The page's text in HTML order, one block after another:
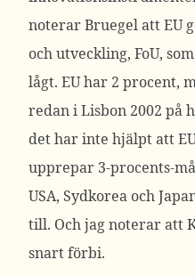
noterar Bruegel att EU
och utveckling, FoU,
lågt. EU har 2 procent,
redan i Lisbon 2002 på
det har inte hjälpt att
upprepar 3-procents-
USA, Sydkorea och
till. Och jag noterar att
snart förbi.